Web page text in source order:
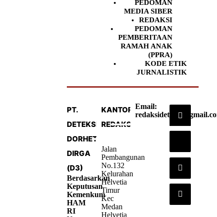
PEDOMAN
MEDIA SIBER
REDAKSI
PEDOMAN
PEMBERITAAN
RAMAH ANAK
(PPRA)
KODE ETIK
JURNALISTIK
PT.
DETEKSI
DORHETA
DIRGA
(D3)
Berdasarkan
Keputusan
Kemenkum
HAM
RI
KANTOR
REDAKSI
Jalan
Pembangunan
No.132
Kelurahan
Helvetia
Timur
Kec
Medan
Helvetia
Email: